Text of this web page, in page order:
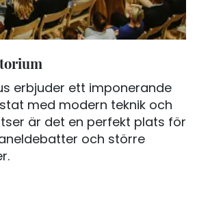
erbjuder ett imponerande
med modern teknik och
är det en perfekt plats för
och större